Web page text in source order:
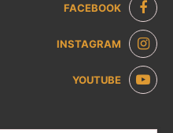
FACEBOOK
INSTAGRAM
YOUTUBE